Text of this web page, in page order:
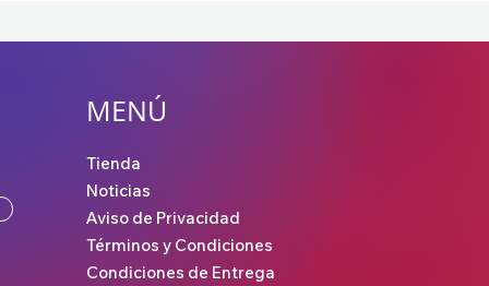
MENÚ
Tienda
Noticias
Aviso de Privacidad
Términos y Condiciones
Condiciones de Entrega